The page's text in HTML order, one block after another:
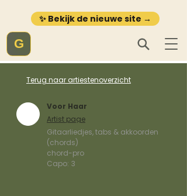
✨ Bekijk de nieuwe site →
G
Terug naar artiestenoverzicht
Voor Haar
Artist page
Gitaarliedjes, tabs & akkoorden
(chords)
chord-pro
Capo: 3